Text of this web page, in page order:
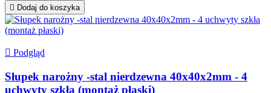
 Dodaj do koszyka
 Podgląd
Słupek narożny -stal nierdzewna 40x40x2mm - 4
uchwyty szkła (montaż płaski)